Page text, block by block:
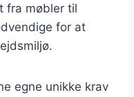
fra møbler til
for at
egne unikke krav